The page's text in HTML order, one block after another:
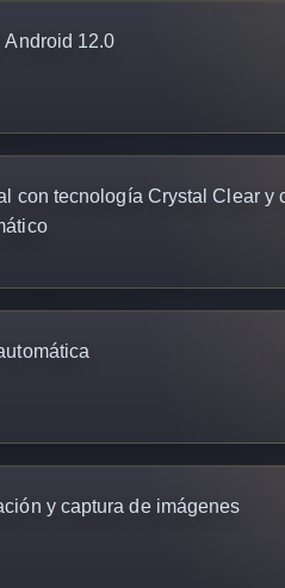
Android 12.0
con tecnología Crystal Clear y
y captura de imágenes